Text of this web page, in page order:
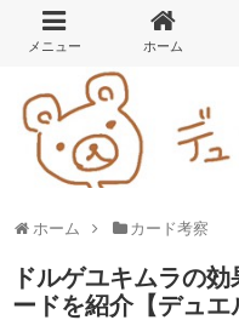
ホーム カード考察
ドルゲユキムラの
ードを紹介【デュエ